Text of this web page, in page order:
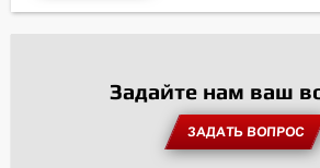
Задайте нам ваш
ЗАДАТЬ ВОПРОС